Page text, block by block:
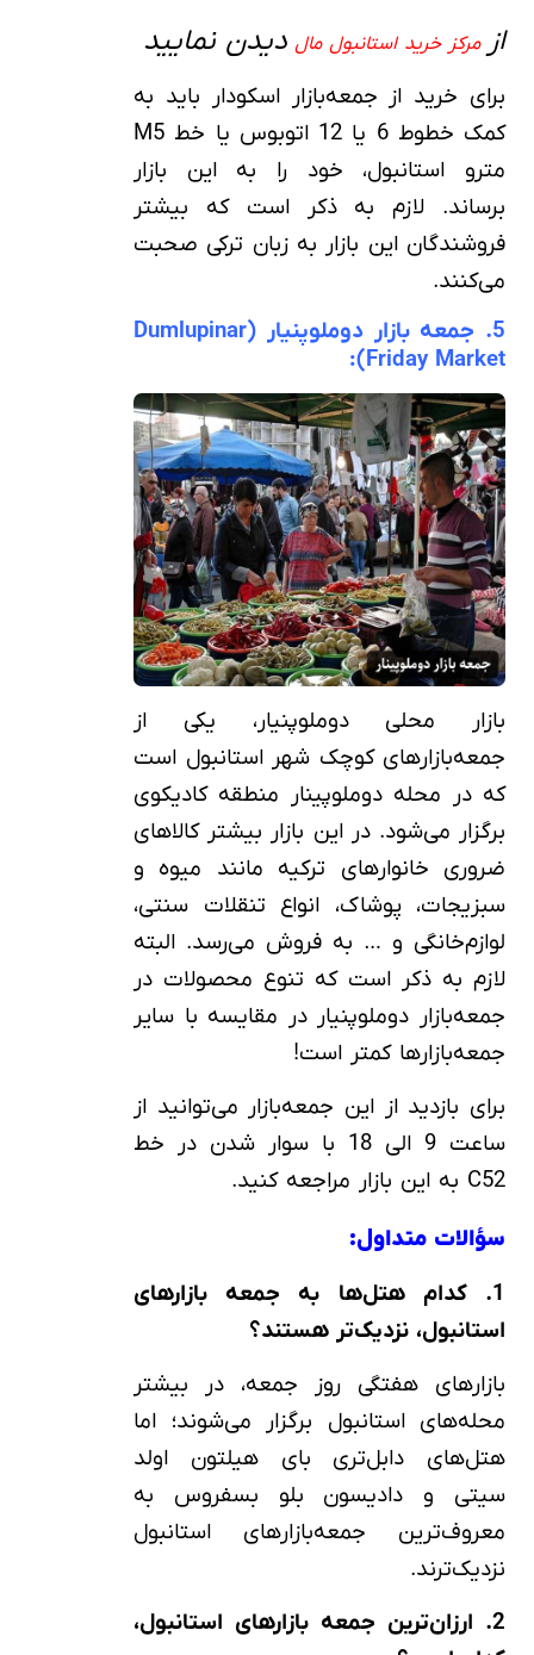
از مرکز خرید استانبول مال دیدن نمایید
برای خرید از جمعه‌بازار اسکودار باید به
کمک خطوط 6 یا 12 اتوبوس یا خط M5
مترو استانبول، خود را به این بازار
برساند. لازم به ذکر است که بیشتر
فروشندگان این بازار به زبان ترکی صحبت
می‌کنند.
5. جمعه‌ بازار دوملوپنیار (Dumlupinar
Friday Market):
بازار محلی دوملوپنیار، یکی از
جمعه‌بازارهای کوچک شهر استانبول است
که در محله دوملوپینار منطقه کادیکوی
برگزار می‌شود. در این بازار بیشتر کالاهای
ضروری خانوارهای ترکیه مانند میوه و
سبزیجات، پوشاک، انواع تنقلات سنتی،
لوازم‌خانگی و … به فروش می‌رسد. البته
لازم به ذکر است که تنوع محصولات در
جمعه‌بازار دوملوپنیار در مقایسه با سایر
جمعه‌بازارها کمتر است!
برای بازدید از این جمعه‌بازار می‌توانید از
ساعت 9 الی 18 با سوار شدن در خط
C52 به این بازار مراجعه کنید.
سؤالات متداول:
1. کدام هتل‌ها به جمعه‌ بازارهای
استانبول، نزدیک‌تر هستند؟
بازارهای هفتگی روز جمعه، در بیشتر
محله‌های استانبول برگزار می‌شوند؛ اما
هتل‌های دابل‌تری بای هیلتون اولد
سیتی و دادیسون بلو بسفروس به
معروف‌ترین جمعه‌بازارهای استانبول
نزدیک‌ترند.
2. ارزان‌ترین جمعه‌ بازارهای استانبول،